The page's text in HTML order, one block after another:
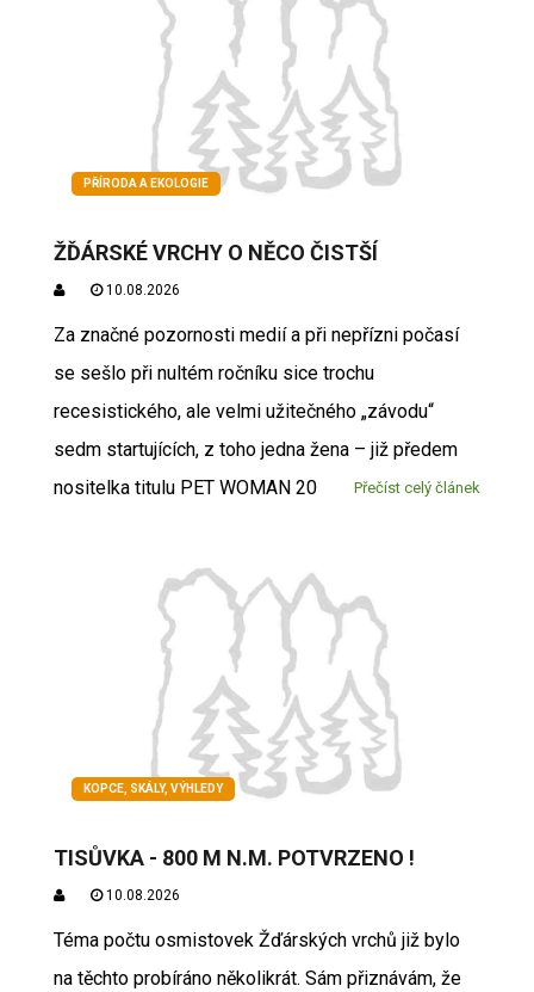
PŘÍRODA A EKOLOGIE
ŽĎÁRSKÉ VRCHY O NĚCO ČISTŠÍ
10.08.2026
Za značné pozornosti medií a při nepřízni počasí
se sešlo při nultém ročníku sice trochu
recesistického, ale velmi užitečného „závodu“
sedm startujících, z toho jedna žena – již předem
nositelka titulu PET WOMAN 20
Přečíst celý článek
KOPCE, SKÁLY, VÝHLEDY
TISŮVKA - 800 M N.M. POTVRZENO !
10.08.2026
Téma počtu osmistovek Žďárských vrchů již bylo
na těchto probíráno několikrát. Sám přiznávám, že